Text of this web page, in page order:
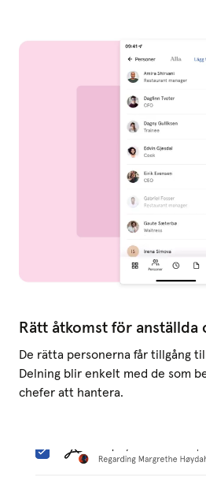
Rätt åtkomst för anställda
De rätta personerna får tillgång
Delning blir enkelt med de som
chefer att hantera.